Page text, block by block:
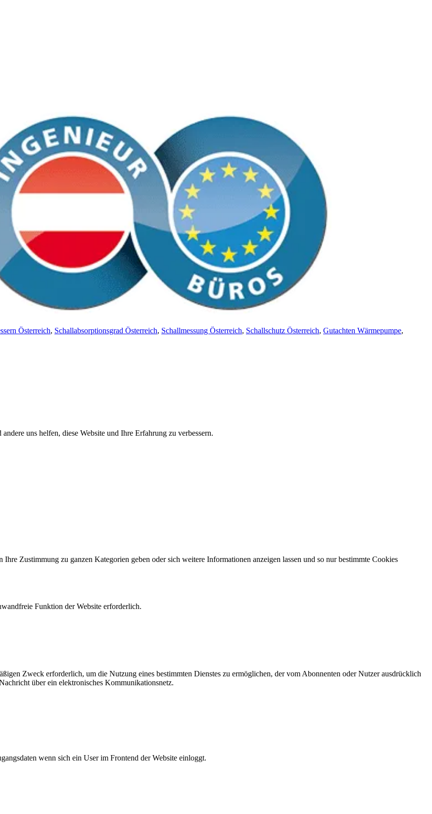
Österreich, Schallabsorptionsgrad Österreich, Schallmessung Österreich, Schallschutz Österreich, Gutachten Wärmepumpe,
uns helfen, diese Website und Ihre Erfahrung zu verbessern.
Zustimmung zu ganzen Kategorien geben oder sich weitere Informationen anzeigen lassen und so nur bestimmte Cookies
Funktion der Website erforderlich.
Zweck erforderlich, um die Nutzung eines bestimmten Dienstes zu ermöglichen, der vom Abonnenten oder Nutzer ausdrücklich
über ein elektronisches Kommunikationsnetz.
wenn sich ein User im Frontend der Website einloggt.